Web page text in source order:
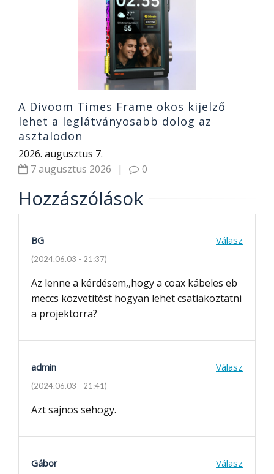
A Divoom Times Frame okos kijelző
lehet a leglátványosabb dolog az
asztalodon
2026. augusztus 7.
7 augusztus 2026
| 0
Hozzászólások
BG Válasz
(2024.06.03 - 21:37)
Az lenne a kérdésem,,hogy a coax kábeles eb
meccs közvetítést hogyan lehet csatlakoztatni
a projektorra?
admin Válasz
(2024.06.03 - 21:41)
Azt sajnos sehogy.
Gábor Válasz